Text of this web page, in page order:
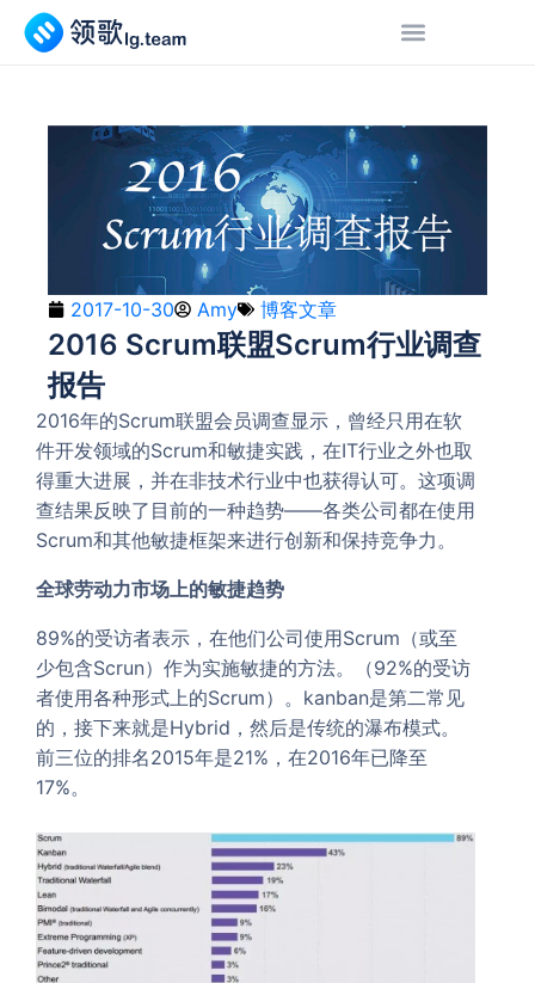
2017-10-30 Amy 博客文章
2016 Scrum联盟Scrum行业调查
报告
2016年的Scrum联盟会员调查显示，曾经只用在软
件开发领域的Scrum和敏捷实践，在IT行业之外也取
得重大进展，并在非技术行业中也获得认可。这项调
查结果反映了目前的一种趋势——各类公司都在使用
Scrum和其他敏捷框架来进行创新和保持竞争力。
全球劳动力市场上的敏捷趋势
89%的受访者表示，在他们公司使用Scrum（或至
少包含Scrun）作为实施敏捷的方法。（92%的受访
者使用各种形式上的Scrum）。kanban是第二常见
的，接下来就是Hybrid，然后是传统的瀑布模式。
前三位的排名2015年是21%，在2016年已降至
17%。